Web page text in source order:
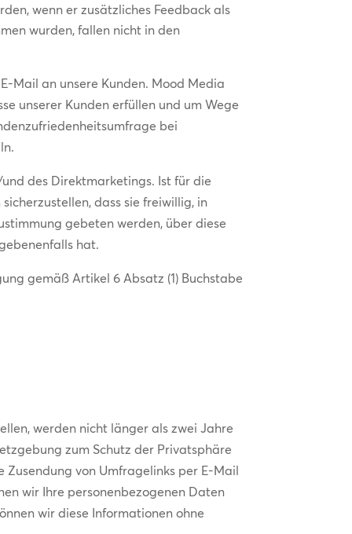
wenn er zusätzliches Feedback als
wurden, fallen nicht in den
Mail an unsere Kunden. Mood Media
unserer Kunden erfüllen und um Wege
bei
des Direktmarketings. Ist für die
dass sie freiwillig, in
gebeten werden, über diese
hat.
gemäß Artikel 6 Absatz (1) Buchstabe
werden nicht länger als zwei Jahre
zum Schutz der Privatsphäre
Zusendung von Umfragelinks per E-Mail
wir Ihre personenbezogenen Daten
wir diese Informationen ohne